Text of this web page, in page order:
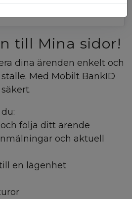
till Mina sidor!
dina ärenden enkelt och
Med Mobilt BankID
följa ditt ärende
och aktuell
en lägenhet